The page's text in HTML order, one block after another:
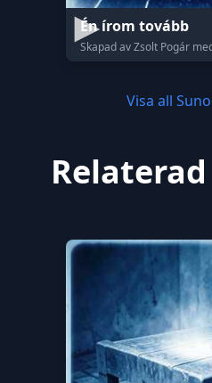
Én írom tovább
Skapad av Zsolt Pogár
Visa all